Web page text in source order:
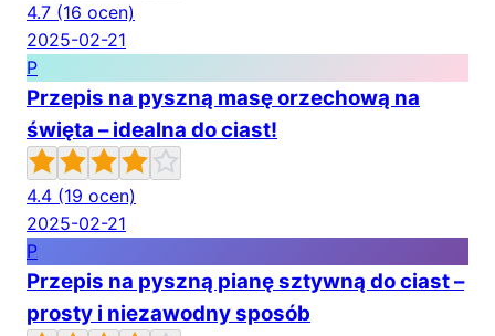
4.7 (16 ocen)
2025-02-21
P
Przepis na pyszną masę orzechową na
święta – idealna do ciast!
4.4 (19 ocen)
2025-02-21
P
Przepis na pyszną pianę sztywną do ciast –
prosty i niezawodny sposób